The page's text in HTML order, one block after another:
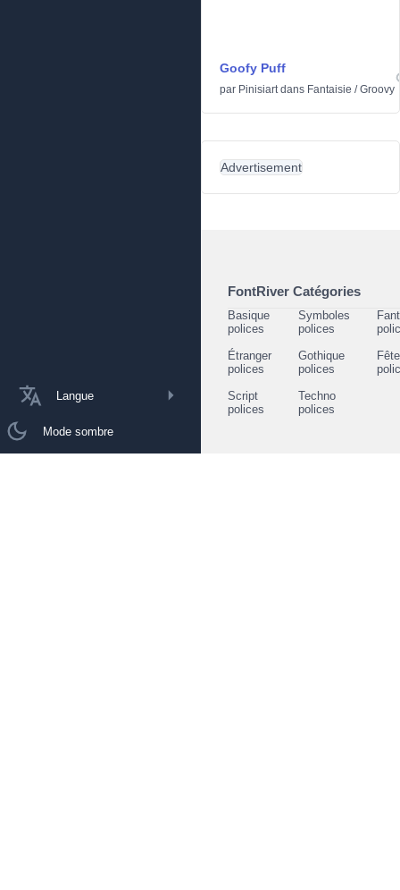
Langue
Mode sombre
Goofy Puff
par Pinisiartdans Fantaisie /Groovy
Advertisement
FontRiver Catégories
Basique
polices
Symboles
polices
Étranger
polices
Gothique
polices
Script
polices
Techno
polices